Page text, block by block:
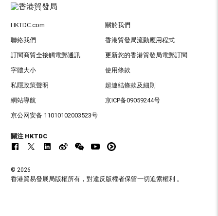
HKTDC.com 關於我們
聯絡我們 香港貿發局流動應用程式
訂閱商貿全接觸電郵通訊 更新您的香港貿發局電郵訂閱
字體大小 使用條款
私隱政策聲明 超連結條款及細則
網站導航 京ICP备09059244号
京公网安备 11010102003523号
關注 HKTDC
© 2026
香港貿易發展局版權所有，對違反版權者保留一切追索權利 。